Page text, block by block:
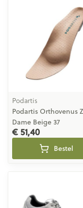
Podartis
Podartis Orthovenus
Dame Beige 37
€ 51,40
Bestel